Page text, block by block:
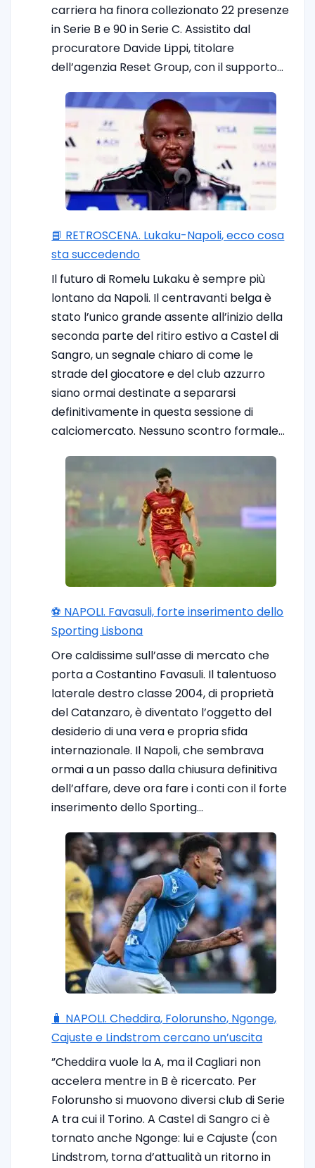
carriera ha finora collezionato 22 presenze
in Serie B e 90 in Serie C. Assistito dal
procuratore Davide Lippi, titolare
dell’agenzia Reset Group, con il supporto…
📘 RETROSCENA. Lukaku-Napoli, ecco cosa
sta succedendo
Il futuro di Romelu Lukaku è sempre più
lontano da Napoli. Il centravanti belga è
stato l’unico grande assente all’inizio della
seconda parte del ritiro estivo a Castel di
Sangro, un segnale chiaro di come le
strade del giocatore e del club azzurro
siano ormai destinate a separarsi
definitivamente in questa sessione di
calciomercato. Nessuno scontro formale…
⚽️ NAPOLI. Favasuli, forte inserimento dello
Sporting Lisbona
Ore caldissime sull’asse di mercato che
porta a Costantino Favasuli. Il talentuoso
laterale destro classe 2004, di proprietà
del Catanzaro, è diventato l’oggetto del
desiderio di una vera e propria sfida
internazionale. Il Napoli, che sembrava
ormai a un passo dalla chiusura definitiva
dell’affare, deve ora fare i conti con il forte
inserimento dello Sporting…
🧳 NAPOLI. Cheddira, Folorunsho, Ngonge,
Cajuste e Lindstrom cercano un’uscita
”Cheddira vuole la A, ma il Cagliari non
accelera mentre in B è ricercato. Per
Folorunsho si muovono diversi club di Serie
A tra cui il Torino. A Castel di Sangro ci è
tornato anche Ngonge: lui e Cajuste (con
Lindstrom, torna d’attualità un ritorno in